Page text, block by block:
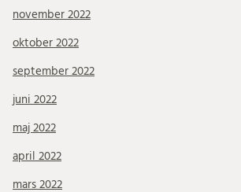
november 2022
oktober 2022
september 2022
juni 2022
maj 2022
april 2022
mars 2022